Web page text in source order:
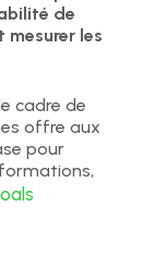
de
mesurer les
cadre de
offre aux
pour